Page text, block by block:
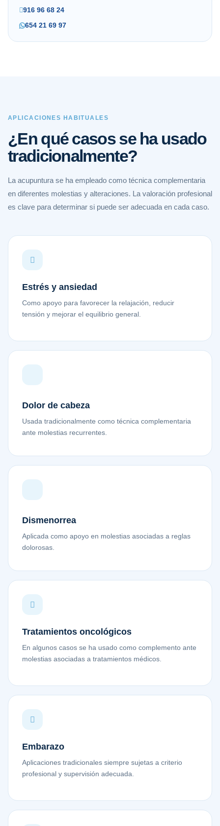
916 96 68 24
654 21 69 97
APLICACIONES HABITUALES
¿En qué casos se ha usado
tradicionalmente?
La acupuntura se ha empleado como técnica complementaria
en diferentes molestias y alteraciones. La valoración profesional
es clave para determinar si puede ser adecuada en cada caso.
Estrés y ansiedad
Como apoyo para favorecer la relajación, reducir
tensión y mejorar el equilibrio general.
Dolor de cabeza
Usada tradicionalmente como técnica complementaria
ante molestias recurrentes.
Dismenorrea
Aplicada como apoyo en molestias asociadas a reglas
dolorosas.
Tratamientos oncológicos
En algunos casos se ha usado como complemento ante
molestias asociadas a tratamientos médicos.
Embarazo
Aplicaciones tradicionales siempre sujetas a criterio
profesional y supervisión adecuada.